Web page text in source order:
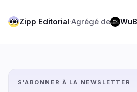
Gouvernement 9
Zipp Editorial·Agrégé de
S'ABONNER À LA NEWSLETTER